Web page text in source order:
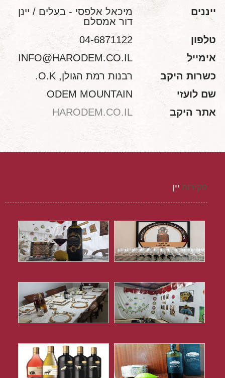
ייננים
מיכאל אלפסי - בעלים / יינן
דור אמסלם
טלפון
04-6871122
אימייל
INFO@HARODEM.CO.IL
כשרות היקב
רבנות רמת הגולן, O.K.
שם לועזי
ODEM MOUNTAIN
אתר היקב
HARODEM.CO.IL
סקירות יין